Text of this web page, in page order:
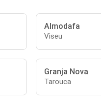
Almodafa
Viseu
Granja Nova
Tarouca